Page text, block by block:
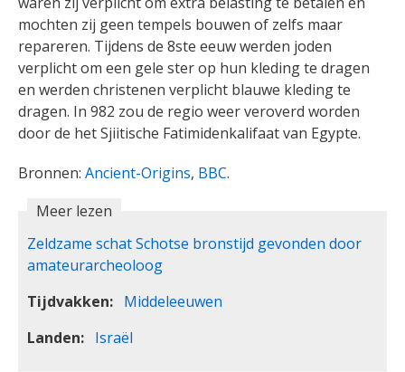
mochten zij geen tempels bouwen of zelfs maar
repareren. Tijdens de 8ste eeuw werden joden
verplicht om een gele ster op hun kleding te dragen
en werden christenen verplicht blauwe kleding te
dragen. In 982 zou de regio weer veroverd worden
door de het Sjiitische Fatimidenkalifaat van Egypte.
Bronnen: Ancient-Origins, BBC.
Meer lezen
Zeldzame schat Schotse bronstijd gevonden door
amateurarcheoloog
Tijdvakken
Middeleeuwen
Landen
Israël